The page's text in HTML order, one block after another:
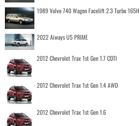
1989 Volvo 740 Wagon Facelift 2.3 Turbo
2022 Aiways U5 PRIME
2012 Chevrolet Trax 1st Gen 1.7 CDTI
2012 Chevrolet Trax 1st Gen 1.4 AWD
2012 Chevrolet Trax 1st Gen 1.6